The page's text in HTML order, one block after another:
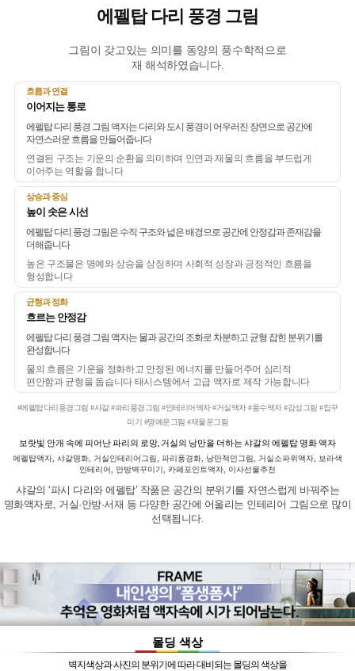
에펠탑 다리 풍경 그림
그림이 갖고있는 의미를 동양의 풍수학적으로
재 해석하였습니다.
흐름과 연결
이어지는 통로
에펠탑 다리 풍경 그림 액자는 다리와 도시 풍경이 어우러진 장면으로 공간에
자연스러운 흐름을 만들어줍니다
연결된 구조는 기운의 순환을 의미하며 인연과 재물의 흐름을 부드럽게
이어주는 역할을 합니다
상승과 중심
높이 솟은 시선
에펠탑 다리 풍경 그림은 수직 구조와 넓은 배경으로 공간에 안정감과 존재감을
더해줍니다
높은 구조물은 명예와 상승을 상징하며 사회적 성장과 긍정적인 흐름을
형성합니다
균형과 정화
흐르는 안정감
에펠탑 다리 풍경 그림 액자는 물과 공간의 조화로 차분하고 균형 잡힌 분위기를
완성합니다
물의 흐름은 기운을 정화하고 안정된 에너지를 만들어주어 심리적
편안함과 균형을 돕습니다 태시스템에서 고급 액자로 제작 가능합니다
#에펠탑다리풍경그림 #샤갈 #파리풍경그림 #인테리어액자 #거실액자 #풍수액자 #감성그림 #집꾸
미기 #명예운그림 #재물운그림
보랏빛 안개 속에 피어난 파리의 로망, 거실의 낭만을 더하는 샤갈의 에펠탑 명화 액자
에펠탑액자, 샤갈명화, 거실인테리어그림, 파리풍경화, 낭만적인그림, 거실소파위액자, 보라색
인테리어, 안방벽꾸미기, 카페포인트액자, 이사선물추천
샤갈의 ‘파시 다리와 에펠탑’ 작품은 공간의 분위기를 자연스럽게 바꿔주는
명화액자로, 거실·안방·서재 등 다양한 공간에 어울리는 인테리어 그림으로 많이
선택됩니다.
몰딩 색상
벽지색상과 사진의 분위기에 따라 대비되는 몰딩의 색상을